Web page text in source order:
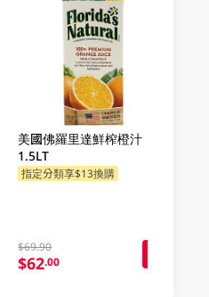
美國佛羅里達鮮榨橙汁
1.5LT
指定分類享$13換購
$69.90
$62.00